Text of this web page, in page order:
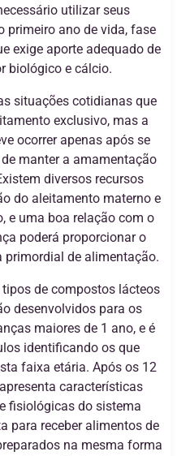
utilizar seus
primeiro ano de vida, fase
exige aporte adequado de
biológico e cálcio.
situações cotidianas que
exclusivo, mas a
ocorrer apenas após se
manter a amamentação
diversos recursos
do aleitamento materno e
e uma boa relação com o
poderá proporcionar o
primordial de alimentação.
de compostos lácteos
desenvolvidos para os
maiores de 1 ano, e é
identificando os que
faixa etária. Após os 12
características
fisiológicas do sistema
para receber alimentos de
na mesma forma